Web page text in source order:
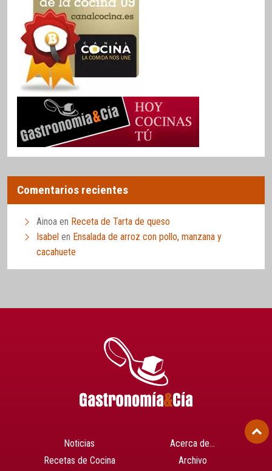
Comentarios recientes
Ainoa en Receta de Tarta de queso
Isabel en Ensalada de arroz con pollo, manzana y
cacahuete
Noticias
Recetas de Cocina
Acerca de…
Archivo